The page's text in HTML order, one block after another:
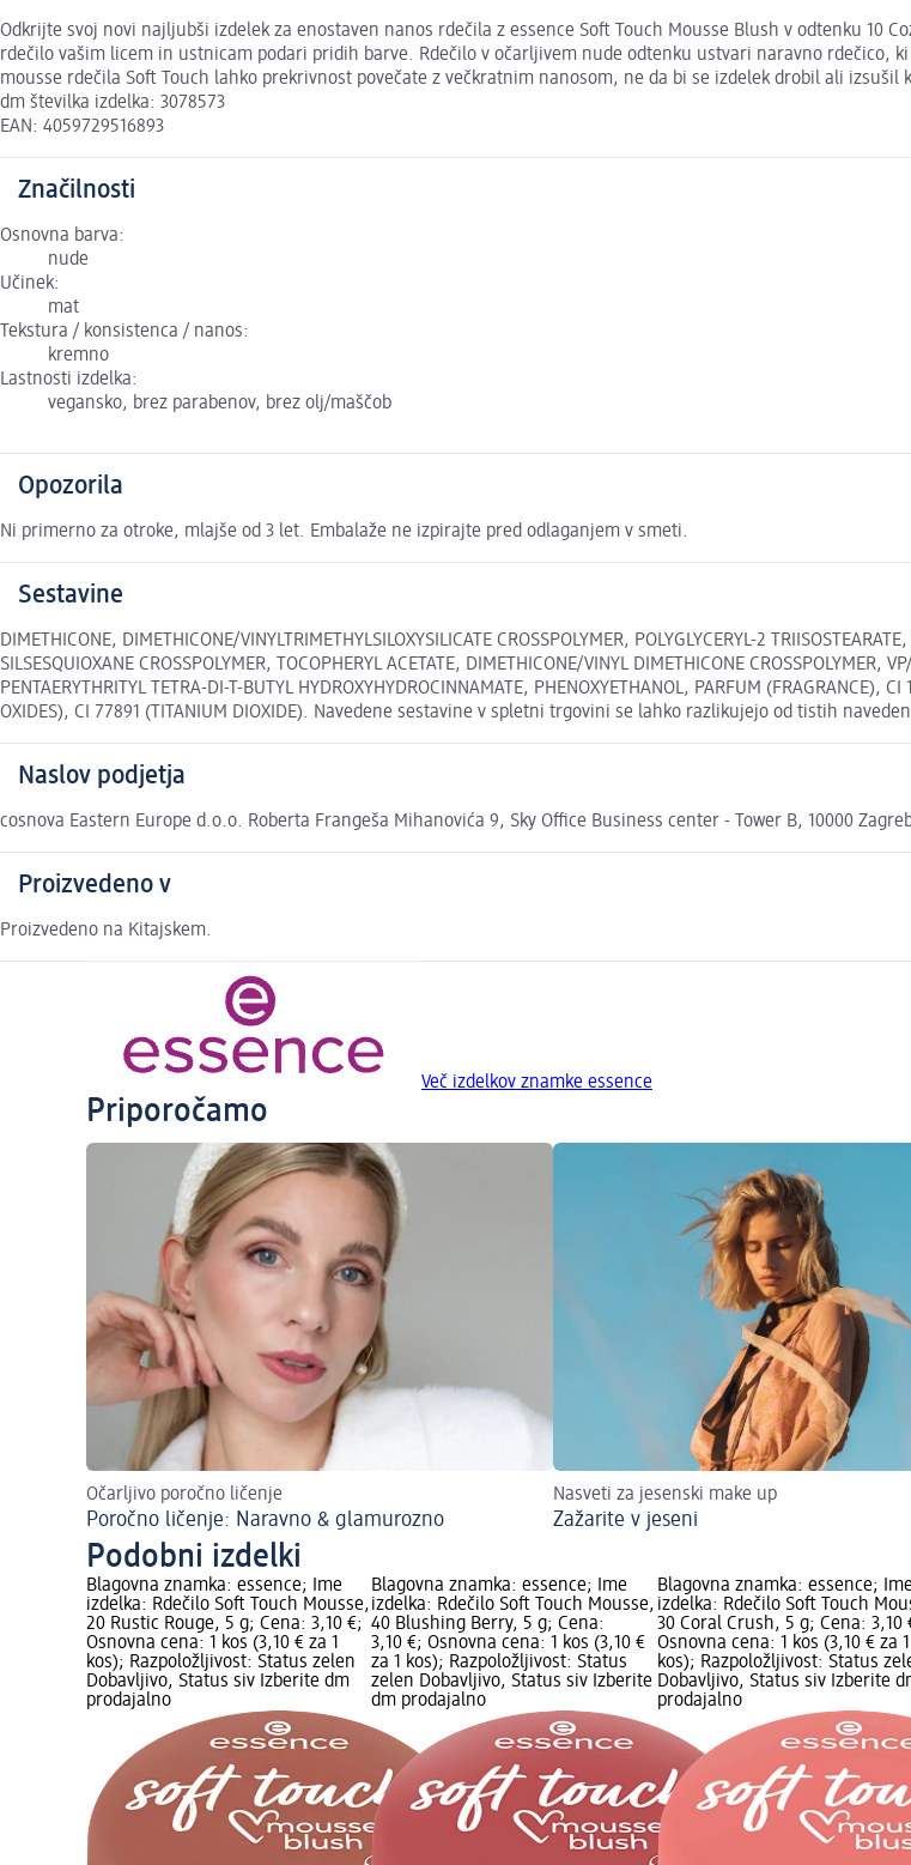
Odkrijte svoj novi najljubši izdelek za enostaven nanos rdečila z essence Soft Touch Mousse Blush v odtenku 10
rdečilo vašim licem in ustnicam podari pridih barve. Rdečilo v očarljivem nude odtenku ustvari naravno
mousse rdečila Soft Touch lahko prekrivnost povečate z večkratnim nanosom, ne da bi se izdelek drobil ali
dm številka izdelka: 3078573
EAN: 4059729516893
Značilnosti
Osnovna barva:
nude
Učinek:
mat
Tekstura / konsistenca / nanos:
kremno
Lastnosti izdelka:
vegansko, brez parabenov, brez olj/maščob
Opozorila
Ni primerno za otroke, mlajše od 3 let. Embalaže ne izpirajte pred odlaganjem v smeti.
Sestavine
DIMETHICONE, DIMETHICONE/VINYLTRIMETHYLSILOXYSILICATE CROSSPOLYMER, POLYGLYCERYL-2
SILSESQUIOXANE CROSSPOLYMER, TOCOPHERYL ACETATE, DIMETHICONE/VINYL DIMETHICONE CROSSPOLYMER,
PENTAERYTHRITYL TETRA-DI-T-BUTYL HYDROXYHYDROCINNAMATE, PHENOXYETHANOL, PARFUM
OXIDES), CI 77891 (TITANIUM DIOXIDE). Navedene sestavine v spletni trgovini se lahko razlikujejo od tistih
Naslov podjetja
cosnova Eastern Europe d.o.o. Roberta Frangeša Mihanovića 9, Sky Office Business center - Tower B, 10000
Proizvedeno v
Proizvedeno na Kitajskem.
Več izdelkov znamke essence
Priporočamo
Očarljivo poročno ličenje
Poročno ličenje: Naravno & glamurozno
Nasveti za jesenski make up
Zažarite v jeseni
Podobni izdelki
Blagovna znamka: essence; Ime
izdelka: Rdečilo Soft Touch Mousse,
20 Rustic Rouge, 5 g; Cena: 3,10 €;
Osnovna cena: 1 kos (3,10 € za 1
kos); Razpoložljivost: Status zelen
Dobavljivo, Status siv Izberite dm
prodajalno
Blagovna znamka: essence; Ime
izdelka: Rdečilo Soft Touch Mousse,
40 Blushing Berry, 5 g; Cena:
3,10 €; Osnovna cena: 1 kos (3,10 €
za 1 kos); Razpoložljivost: Status
zelen Dobavljivo, Status siv Izberite
dm prodajalno
Blagovna znamka: essence; Ime
izdelka: Rdečilo Soft Touch
30 Coral Crush, 5 g; Cena: 3,10
Osnovna cena: 1 kos (3,10 € za 1
kos); Razpoložljivost: Status
Dobavljivo, Status siv Izberite
prodajalno